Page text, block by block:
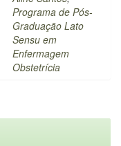
Programa de Pós-
Graduação Lato
Sensu em
Enfermagem
Obstetrícia